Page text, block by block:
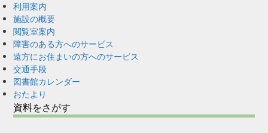
利用案内
施設の概要
閲覧室案内
障害のある方へのサービス
遠方にお住まいの方へのサービス
交通手段
図書館カレンダー
おたより
資料をさがす